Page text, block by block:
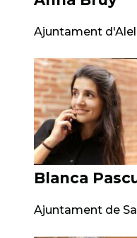
Ajuntament
Blanca
Ajuntament de